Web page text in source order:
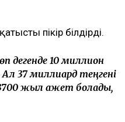
пікір білдірді.
дегенде 10 миллион
37 миллиард теңгені
жыл қажет болады,